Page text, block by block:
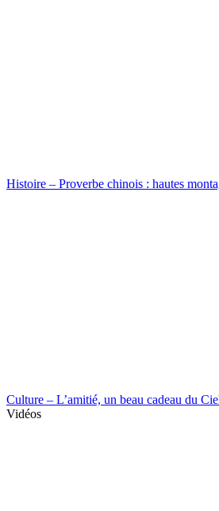
Histoire – Proverbe chinois : hautes
Culture – L’amitié, un beau cadeau du
Vidéos